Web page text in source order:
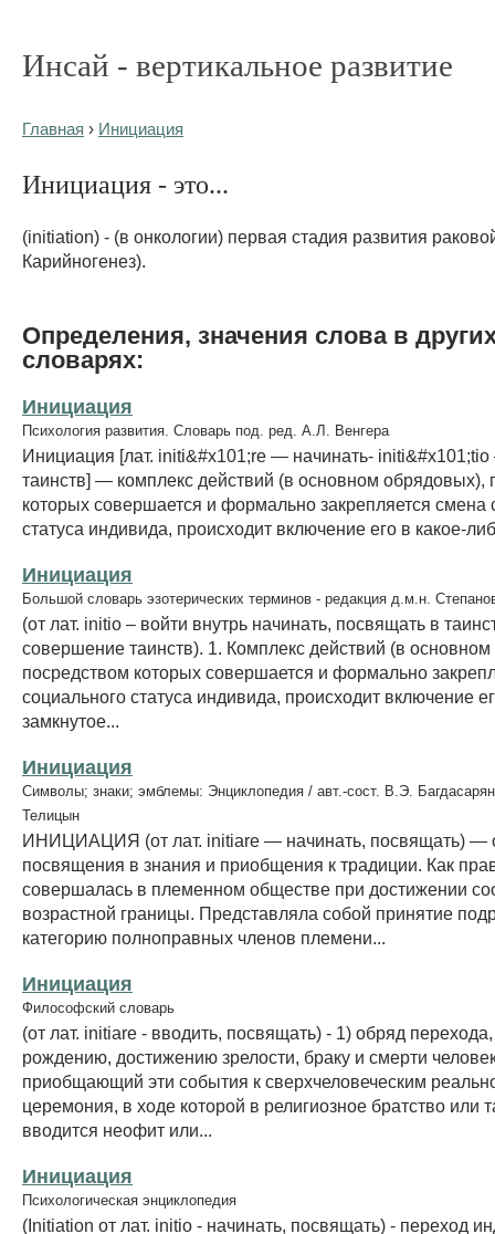
Инсай - вертикальное развитие
Главная › Инициация
Инициация - это...
(initiation) - (в онкологии) первая стадия развития
Карийногенез).
Определения, значения слова в
словарях:
Инициация
Психология развития. Словарь под. ред. А.Л. Венгера
Инициация [лат. initi&#x101;re — начинать-
таинств] — комплекс действий (в основном обрядовых),
которых совершается и формально закрепляется смена
статуса индивида, происходит включение его в какое-
Инициация
Большой словарь эзотерических терминов - редакция д.м.н.
(от лат. initio – войти внутрь начинать, посвящать в
совершение таинств). 1. Комплекс действий (в
посредством которых совершается и формально
социального статуса индивида, происходит включение
замкнутое...
Инициация
Символы; знаки; эмблемы: Энциклопедия / авт.-сост. В.Э.
Телицын
ИНИЦИАЦИЯ (от лат. initiare — начинать, посвящать) —
посвящения в знания и приобщения к традиции. Как
совершалась в племенном обществе при достижении
возрастной границы. Представляла собой принятие
категорию полноправных членов племени...
Инициация
Философский словарь
(от лат. initiare - вводить, посвящать) - 1) обряд
рождению, достижению зрелости, браку и смерти
приобщающий эти события к сверхчеловеческим
церемония, в ходе которой в религиозное братство или
вводится неофит или...
Инициация
Психологическая энциклопедия
(Initiation от лат. initio - начинать, посвящать) - переход